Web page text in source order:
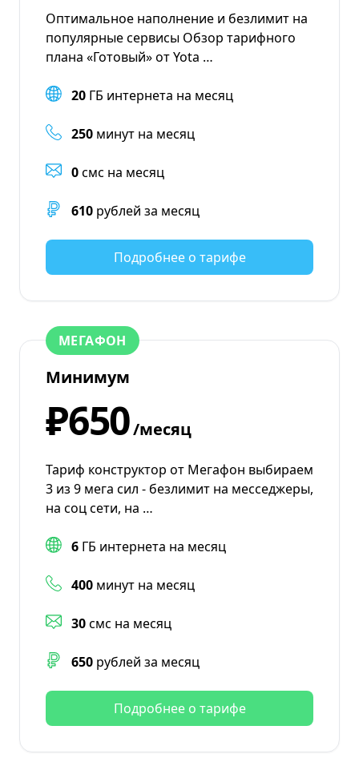
Оптимальное наполнение и безлимит на
популярные сервисы Обзор тарифного
плана «Готовый» от Yota …
20 ГБ интернета на месяц
250 минут на месяц
0смс на месяц
610 рублей за месяц
Подробнее о тарифе
МЕГАФОН
Минимум
₽650/месяц
Тариф конструктор от Мегафон выбираем
3 из 9 мега сил - безлимит на месседжеры,
на соц сети, на …
6 ГБ интернета на месяц
400 минут на месяц
30смс на месяц
650 рублей за месяц
Подробнее о тарифе